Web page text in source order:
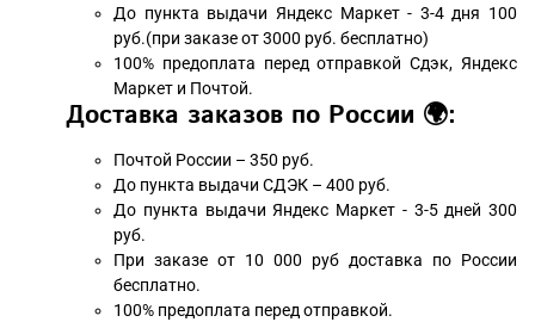
До пункта выдачи Яндекс Маркет - 3-4 дня 100
руб.(при заказе от 3000 руб. бесплатно)
100% предоплата перед отправкой Сдэк, Яндекс
Маркет и Почтой.
Доставка заказов по России 🌍:
Почтой России – 350 руб.
До пункта выдачи СДЭК – 400 руб.
До пункта выдачи Яндекс Маркет - 3-5 дней 300
руб.
При заказе от 10 000 руб доставка по России
бесплатно.
100% предоплата перед отправкой.